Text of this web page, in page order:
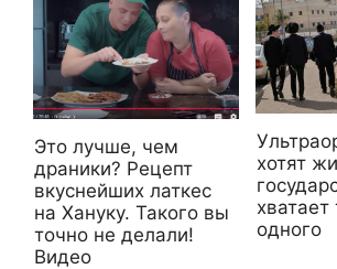
Это лучше, чем
драники? Рецепт
вкуснейших латкес
на Хануку. Такого вы
точно не делали!
Видео
хотят
хватает
одного